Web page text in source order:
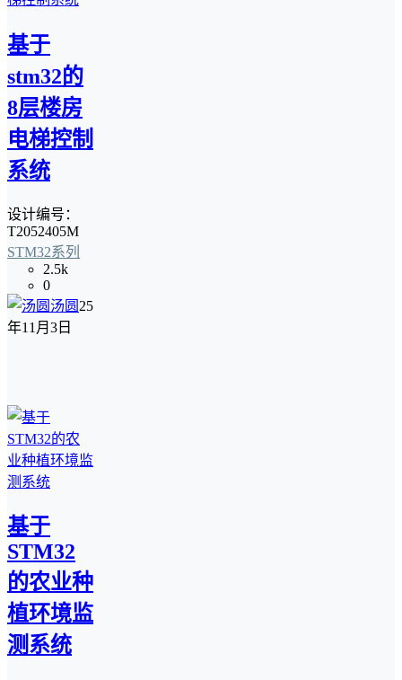
基于
stm32的
8层楼房
电梯控制
系统
设计编号：
T2052405M
STM32系列
2.5k
0
汤圆 25
年11月3日
基于
STM32
的农业种
植环境监
测系统